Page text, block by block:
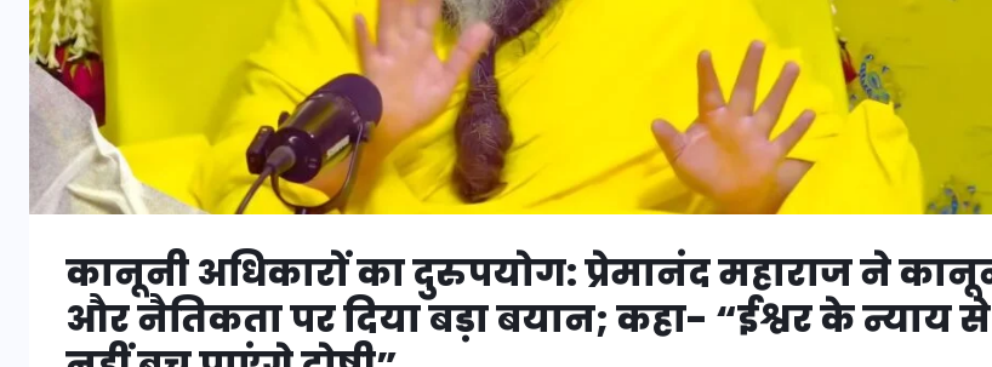
कानूनी अधिकारों का दुरुपयोग: प्रेमानंद महाराज ने
और नैतिकता पर दिया बड़ा बयान; कहा- “ईश्वर के न्याय से